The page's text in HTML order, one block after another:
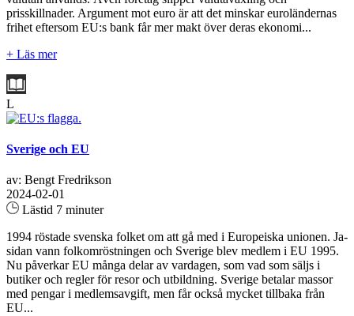
prisskillnader. Argument mot euro är att det minskar euroländernas
frihet eftersom EU:s bank får mer makt över deras ekonomi...
+ Läs mer
L
Sverige och EU
av: Bengt Fredrikson
2024-02-01
Lästid 7 minuter
1994 röstade svenska folket om att gå med i Europeiska unionen. Ja-
sidan vann folkomröstningen och Sverige blev medlem i EU 1995.
Nu påverkar EU många delar av vardagen, som vad som säljs i
butiker och regler för resor och utbildning. Sverige betalar massor
med pengar i medlemsavgift, men får också mycket tillbaka från
EU...